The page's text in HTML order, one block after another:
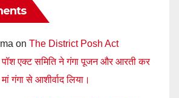
on The District Posh Act
एक्ट समिति ने गंगा पूजन और आरती कर
गंगा से आशीर्वाद लिया।